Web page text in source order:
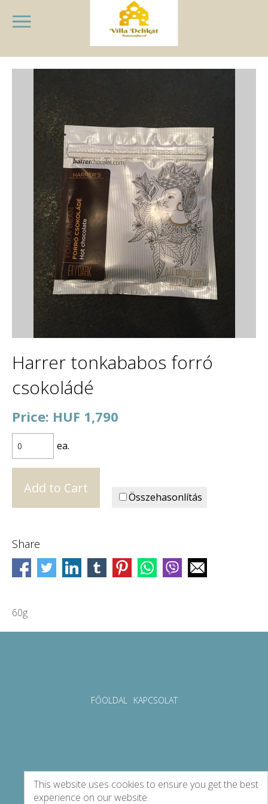
Harrer tonkababos forró
csokoládé
Price: HUF 1,790
ea.
Összehasonlítás
Share
60g
FŐOLDAL KAPCSOLAT
This website uses cookies to ensure you get the best
experience on our website.